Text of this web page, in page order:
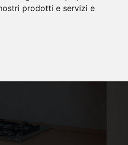
prodotti e servizi e